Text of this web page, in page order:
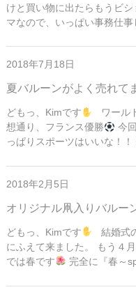
けと買い物に出たらもうビシ
マなので、いっぱい事務仕
2018年7月18日
夏バルーンがよく売れて
どもっ、Kimです
ワール
想通り、フランス優勝
今
っぱりスポーツはいいな！
2018年2月5日
オリジナル凧入りバルー
どもっ、Kimです
結婚式
にふえて来ました。 もう４
では春です
完全に『春～